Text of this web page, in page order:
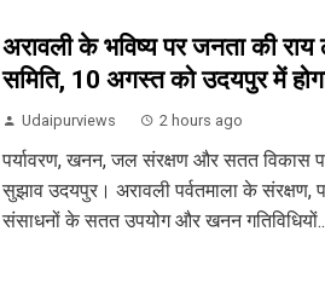
अरावली के भविष्य पर जनता की राय
समिति, 10 अगस्त को उदयपुर में
Udaipurviews 2 hours ago
पर्यावरण, खनन, जल संरक्षण और सतत विकास
सुझाव उदयपुर। अरावली पर्वतमाला के संरक्षण,
संसाधनों के सतत उपयोग और खनन